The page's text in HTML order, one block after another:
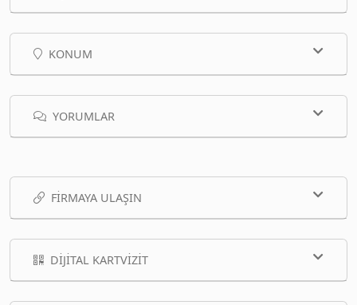
KONUM
YORUMLAR
FIRMAYA ULAŞIN
DIJITAL KARTVIZIT